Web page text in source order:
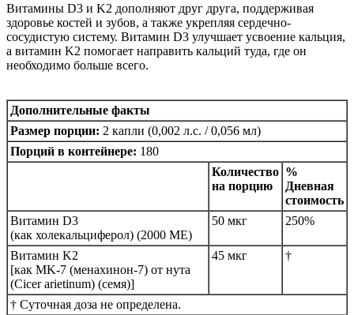
Витамины D3 и K2 дополняют друг друга, поддерживая
здоровье костей и зубов, а также укрепляя сердечно-
сосудистую систему. Витамин D3 улучшает усвоение кальция,
а витамин K2 помогает направить кальций туда, где он
необходимо больше всего.
Дополнительные факты
Размер порции: 2 капли (0,002 л.с. / 0,056 мл)
Порций в контейнере: 180
Количество
на порцию
%
Дневная
стоимость
Витамин D3
(как холекальциферол) (2000 МЕ)
50 мкг 250%
Витамин K2
[как MK-7 (менахинон-7) от нута
(Cicer arietinum) (семя)]
45 мкг †
† Суточная доза не определена.